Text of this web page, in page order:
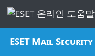
ESET Mail Security